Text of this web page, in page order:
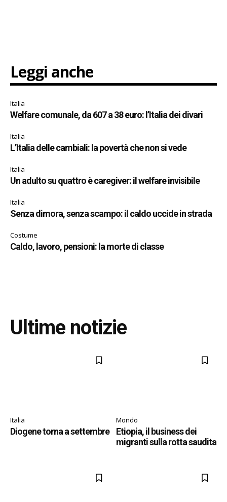
Leggi anche
Italia
Welfare comunale, da 607 a 38 euro: l’Italia dei divari
Italia
L’Italia delle cambiali: la povertà che non si vede
Italia
Un adulto su quattro è caregiver: il welfare invisibile
Italia
Senza dimora, senza scampo: il caldo uccide in strada
Costume
Caldo, lavoro, pensioni: la morte di classe
Ultime notizie
Italia
Diogene torna a settembre
Mondo
Etiopia, il business dei
migranti sulla rotta saudita